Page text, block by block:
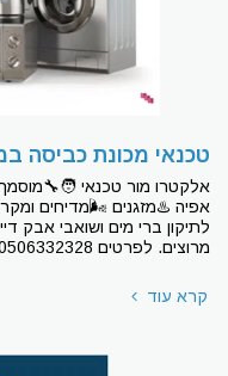
טכנאי מכונת כביסה
אלקטרו מור טכנאי
אפיה ♨מזגנים 🌬מדיחים
לתיקון ברי מים ושואבי אבק
מרוצים. לפרטים 0506332328 נותנים שירות בכל אזור במרכז!!!
קרא עוד